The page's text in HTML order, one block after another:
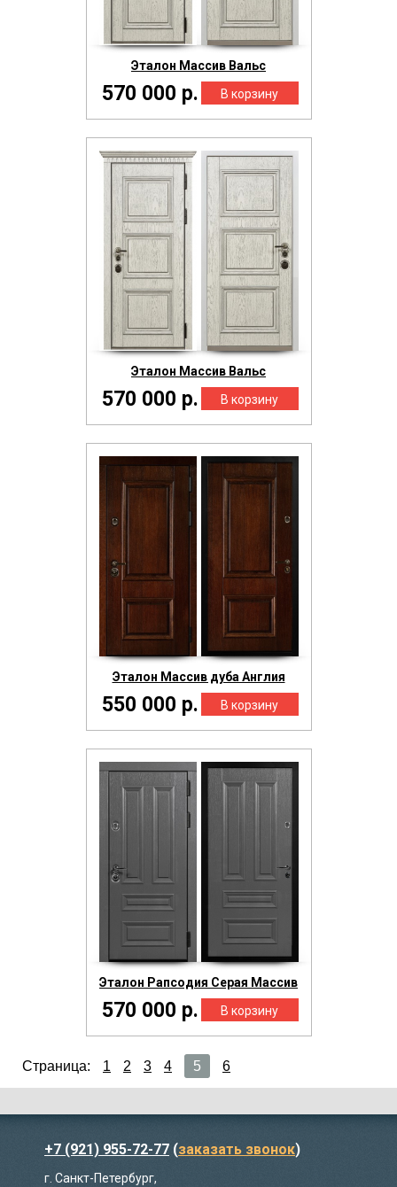
Эталон Массив Вальс
570 000 р.
Эталон Массив Вальс
570 000 р.
Эталон Массив дуба Англия
550 000 р.
Эталон Рапсодия Серая Массив
570 000 р.
Страница: 1 2 3 4 5 6
+7 (921) 955-72-77 (заказать звонок)
г. Санкт-Петербург,